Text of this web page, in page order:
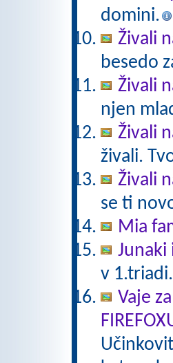
domini.
Živali
besedo
Živali
njen
Živali
živali.
Živali
se ti
Mia
Junaki
v
Vaje